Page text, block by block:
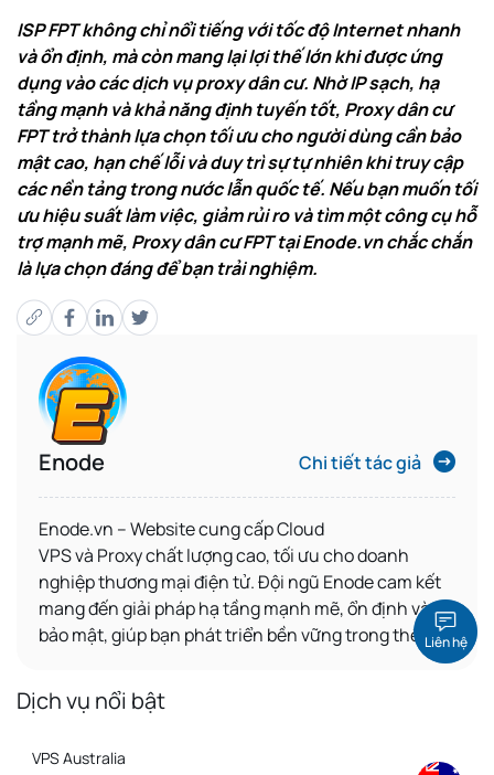
ISP FPT không chỉ nổi tiếng với tốc độ Internet nhanh
và ổn định, mà còn mang lại lợi thế lớn khi được ứng
dụng vào các dịch vụ proxy dân cư. Nhờ IP sạch, hạ
tầng mạnh và khả năng định tuyến tốt, Proxy dân cư
FPT trở thành lựa chọn tối ưu cho người dùng cần bảo
mật cao, hạn chế lỗi và duy trì sự tự nhiên khi truy cập
các nền tảng trong nước lẫn quốc tế. Nếu bạn muốn tối
ưu hiệu suất làm việc, giảm rủi ro và tìm một công cụ hỗ
trợ mạnh mẽ, Proxy dân cư FPT tại Enode.vn chắc chắn
là lựa chọn đáng để bạn trải nghiệm.
Enode Chi tiết tác giả
Enode.vn – Websitecung cấpCloud
VPSvà Proxychất lượng cao, tối ưu chodoanh
nghiệp thương mại điện tử. Đội ngũ Enode cam kết
mang đến giải pháp hạ tầng mạnh mẽ, ổn định và
bảo mật, giúp bạn phát triển bền vững trong thế giới
Dịch vụ nổi bật
VPS Australia
Liên hệ